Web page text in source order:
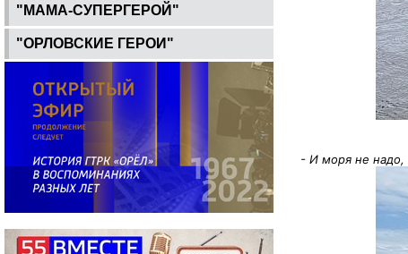
"МАМА-СУПЕРГЕРОЙ"
"ОРЛОВСКИЕ ГЕРОИ"
- И моря не надо,